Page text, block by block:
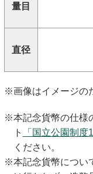
量目
直径
※画像はイメージの
※本記念貨幣の仕様
ト
「国立公園制度
ください。
※本記念貨幣につい